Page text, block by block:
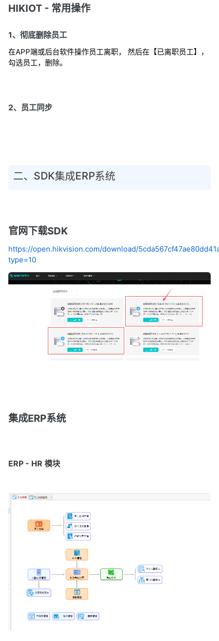
HIKIOT - 常用操作
1、彻底删除员工
在APP端或后台软件操作员工离职， 然后在【已离职员工】，
勾选员工，删除。
2、员工同步
二、SDK集成ERP系统
官网下载SDK
https://open.hikvision.com/download/
type=10
集成ERP系统
ERP - HR 模块